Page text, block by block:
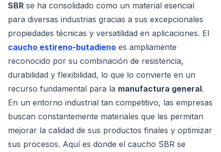
SBR se ha consolidado como un material esencial
para diversas industrias gracias a sus excepcionales
propiedades técnicas y versatilidad en aplicaciones. El
caucho estireno-butadieno es ampliamente
reconocido por su combinación de resistencia,
durabilidad y flexibilidad, lo que lo convierte en un
recurso fundamental para la manufactura general.
En un entorno industrial tan competitivo, las empresas
buscan constantemente materiales que les permitan
mejorar la calidad de sus productos finales y optimizar
sus procesos. Aquí es donde el caucho SBR se